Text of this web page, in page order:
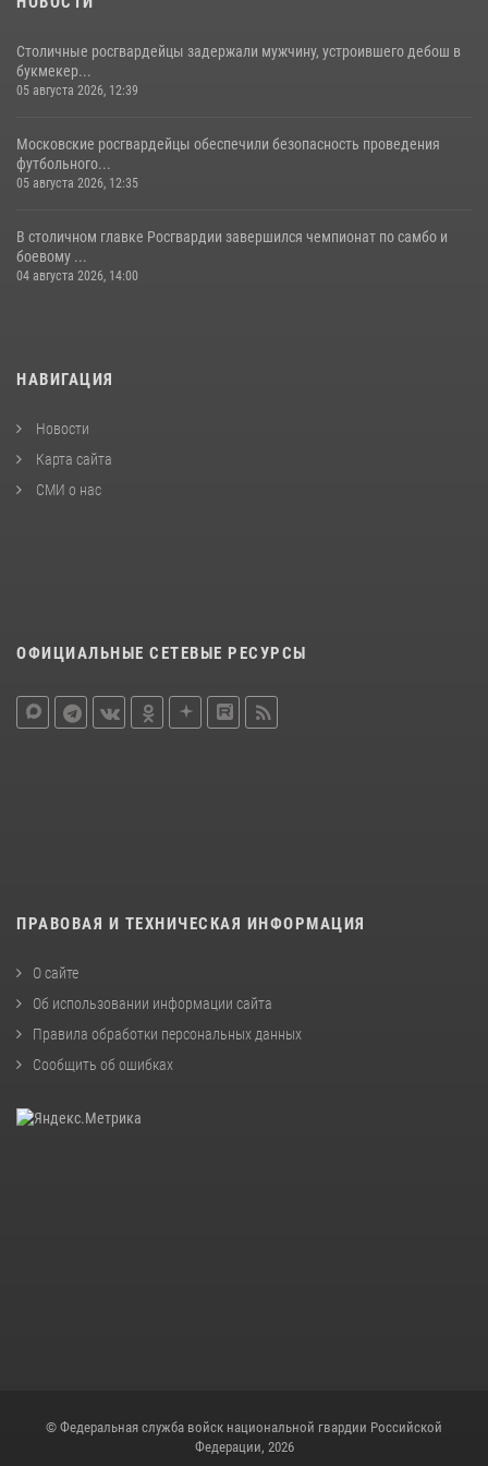
Столичные росгвардейцы задержали мужчину, устроившего дебош в
букмекер...
05 августа 2026, 12:39
Московские росгвардейцы обеспечили безопасность проведения
футбольного...
05 августа 2026, 12:35
В столичном главке Росгвардии завершился чемпионат по самбо и
боевому ...
04 августа 2026, 14:00
НАВИГАЦИЯ
Новости
Карта сайта
СМИ о нас
ОФИЦИАЛЬНЫЕ СЕТЕВЫЕ РЕСУРСЫ
ПРАВОВАЯ И ТЕХНИЧЕСКАЯ ИНФОРМАЦИЯ
О сайте
Об использовании информации сайта
Правила обработки персональных данных
Сообщить об ошибках
© Федеральная служба войск национальной гвардии Российской
Федерации, 2026